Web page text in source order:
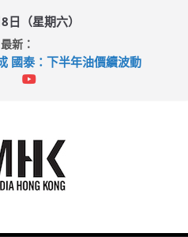
（星期六）
最新：
國泰：下半年油價續波動
拉 啟德主場館奪錦標